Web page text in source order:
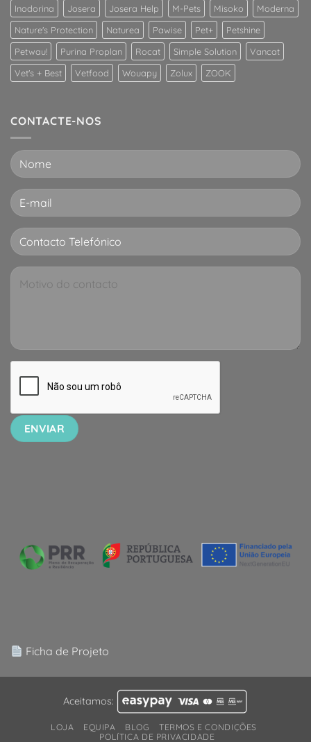
superior
em
gatos?
Inodorina
Josera Josera Help M-Pets Misoko
Moderna
Nature's Protection
Naturea Pawise Pet+
Petshine
Petwau!
Purina Proplan Rocat Simple Solution
Vancat
Vet's + Best
Vetfood Wouapy Zolux ZOOK
CONTACTE-NOS
Ficha de Projeto
Aceitamos:
LOJA EQUIPA BLOG
TERMOS E CONDIÇÕES
POLÍTICA DE PRIVACIDADE